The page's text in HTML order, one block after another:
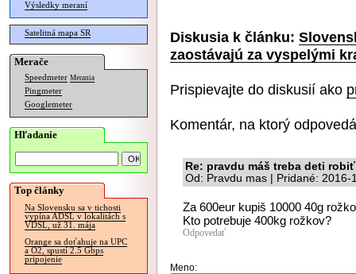
Výsledky meraní
Satelitná mapa SR
Merače
Speedmeter Merania
Pingmeter
Googlemeter
Hľadanie
Top články
Na Slovensku sa v tichosti
vypína ADSL v lokalitách s
VDSL, už 31. mája
Orange sa doťahuje na UPC
a O2, spustí 2.5 Gbps
pripojenie
Diskusia k článku:
zaostávajú za vyspelými
Prispievajte do diskusií ako
Komentár, na ktorý
Re: pravdu máš treba deti
Od: Pravdu mas | Pridané: 2016-
Za 600eur kupiš 10000 40g
Kto potrebuje 400kg rožkov?
Odpovedať
Meno: